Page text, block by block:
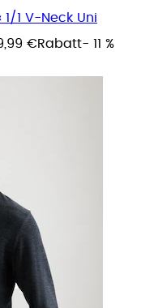
1/1 V-Neck Uni
€Rabatt- 11 %